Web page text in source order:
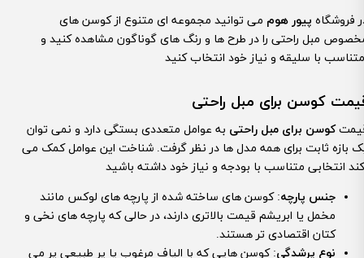
فروشگاه پیور هوم می توانید مجموعه ای متنوع از کوسن های
مبل راحتی را در طرح ها و رنگ های گوناگون مشاهده کنید و
کوسن برای مبل راحتی
کوسن برای مبل راحتی به عوامل متعددی بستگی دارد و نمی توان
بازه ثابت برای همه مدل ها در نظر گرفت. شناخت این عوامل کمک می
جنس پارچه: کوسن های ساخته شده از پارچه های لوکس مانند
مخمل یا ابریشم قیمت بالاتری دارند، در حالی که پارچه های نخی و
کتان اقتصادی تر هستند.
نوع پرشدگی: کوسن هایی که با الیاف مرغوب یا پر طبیعی پر می